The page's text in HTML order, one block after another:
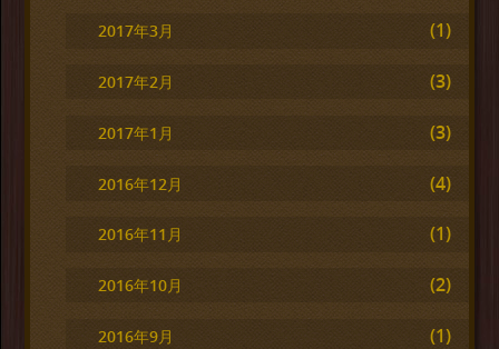
2017年3月 (1)
2017年2月 (3)
2017年1月 (3)
2016年12月 (4)
2016年11月 (1)
2016年10月 (2)
2016年9月 (1)